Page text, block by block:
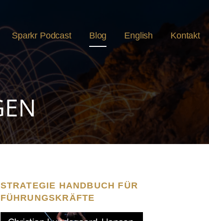
Sparkr Podcast Blog English Kontakt
STRATEGIE HANDBUCH FÜR
FÜHRUNGSKRÄFTE